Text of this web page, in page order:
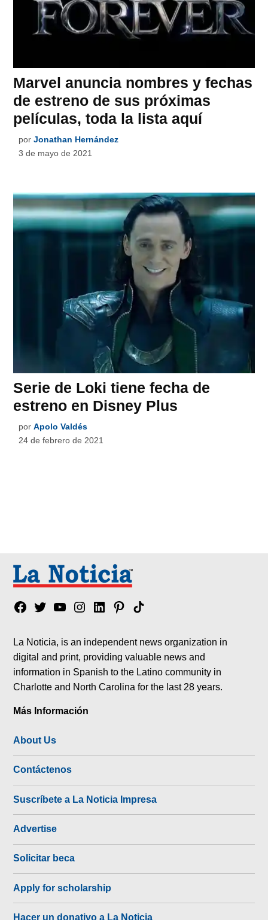
Marvel anuncia nombres y fechas
de estreno de sus próximas
películas, toda la lista aquí
por Jonathan Hernández
3 de mayo de 2021
Serie de Loki tiene fecha de
estreno en Disney Plus
por Apolo Valdés
24 de febrero de 2021
Facebook
TwitterYouTubeInstagram
LinkedinPinterest
Tik
La Noticia, is an independent news organization in
digital and print, providing valuable news and
information in Spanish to the Latino community in
Charlotte and North Carolina for the last 28 years.
Más Información
About Us
Contáctenos
Suscríbete a La Noticia Impresa
Advertise
Solicitar beca
Apply for scholarship
Hacer un donativo a La Noticia